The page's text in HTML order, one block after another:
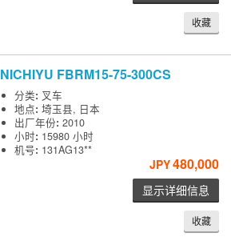
收藏
NICHIYU FBRM15-75-300CS
分类: 叉车
地点:埼玉县, 日本
出厂年份:2010
小时: 15980 小时
机号: 131AG13**
JPY480,000
显示详细信息
收藏